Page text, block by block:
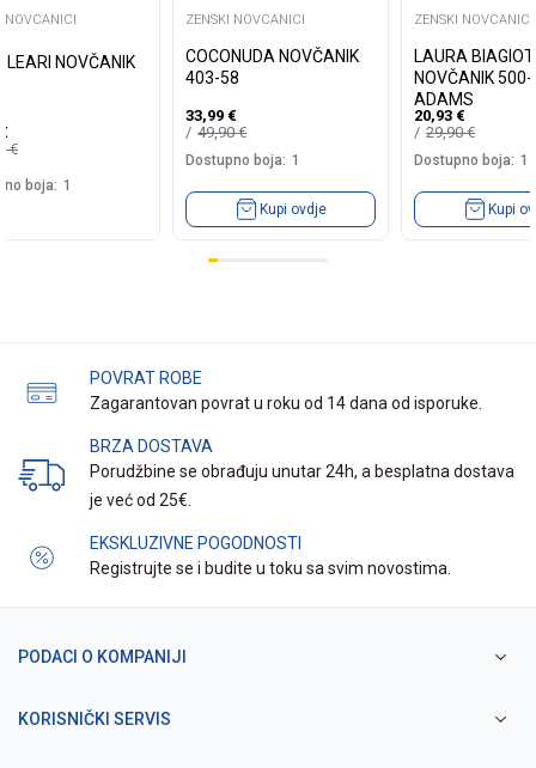
NOVCANICI
NOVČANIK
€
€
boja: 1
ZENSKI NOVCANICI
COCONUDA NOVČANIK
403-58
33,99 €
49,90€
Dostupno boja: 1
Kupi ovdje
ZENSKI NOVCANICI
LAURA
NOVČANIK
ADAMS
20,93 €
29,90€
Dostupno boja: 1
Kupi
POVRAT ROBE
Zagarantovan povrat u roku od 14 dana od isporuke.
BRZA DOSTAVA
Porudžbine se obrađuju unutar 24h, a besplatna dostava
je već od 25€.
EKSKLUZIVNE POGODNOSTI
Registrujte se i budite u toku sa svim novostima.
PODACI O KOMPANIJI
KORISNIČKI SERVIS